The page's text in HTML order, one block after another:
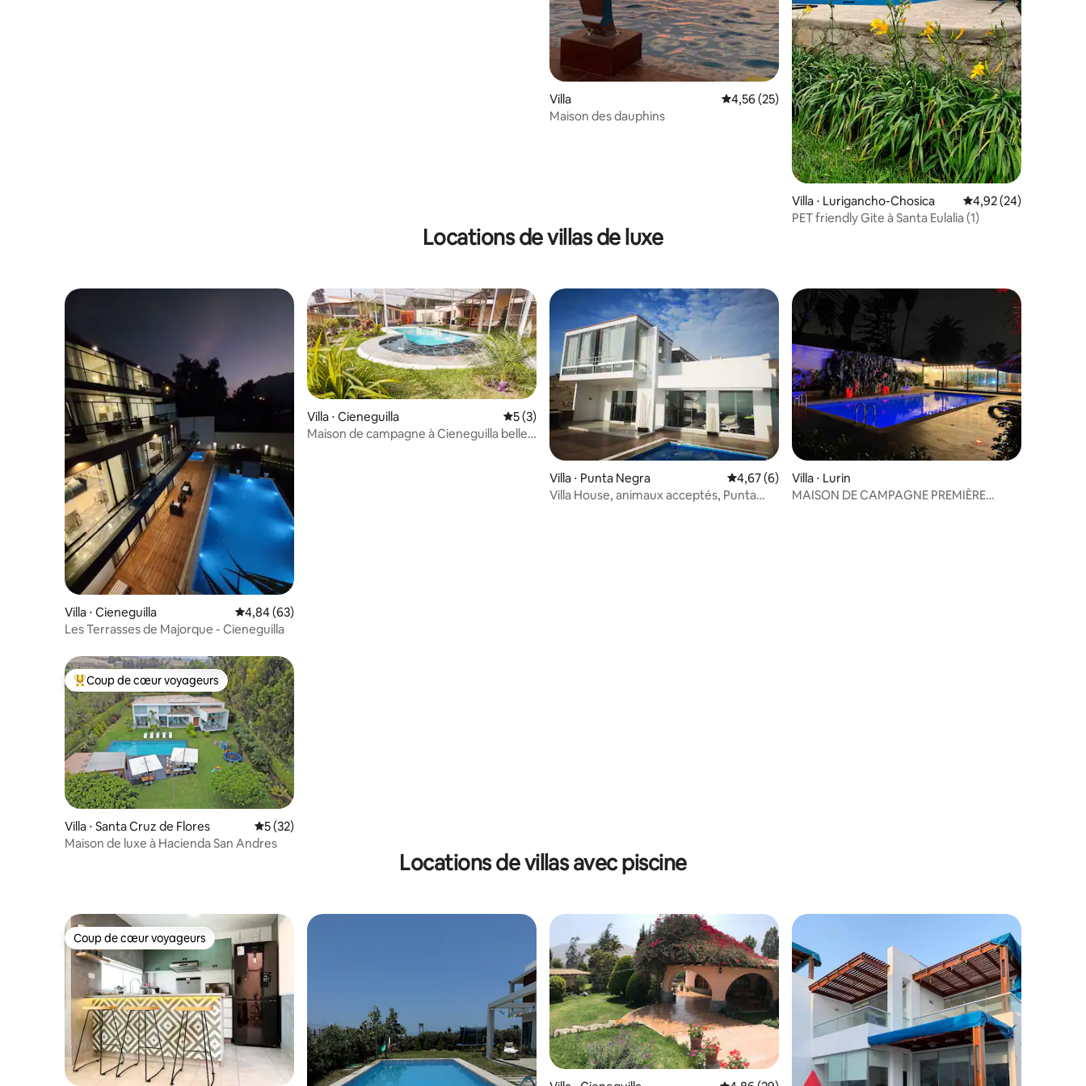
Villa Évaluation moyenne sur la base de 25 commentaires : 4,56 sur 5
4,56 (25)
Maison des dauphins
Villa ⋅ Lurigancho-Chosica Évaluation moyenne
4,92 (24)
PET friendly Gite à Santa Eulalia (1)
Locations de villas de luxe
Villa ⋅ Cieneguilla Évaluation moyenne sur la base de 63 commentaires : 4,84 sur 5
4,84 (63)
Les Terrasses de Majorque - Cieneguilla
Villa ⋅ Cieneguilla Évaluation moyenne sur la base de 3 commentaires : 5 sur 5
5 (3)
Maison de campagne à Cieneguilla belle
Villa ⋅ Punta Negra
Évaluation moyenne sur la base de 6 commentaires : 4,67 sur 5
4,67 (6)
Villa House, animaux acceptés, Punta
Villa ⋅ Lurin
MAISON DE CAMPAGNE PREMIÈRE
Coups de cœur voyageurs les plus appréciés
Coup de cœur voyageurs
Villa ⋅ Santa Cruz de Flores Évaluation moyenne sur la base de 32 commentaires : 5 sur 5
5 (32)
Maison de luxe à Hacienda San Andres
Locations de villas avec piscine
Coup de cœur voyageurs
Coup de cœur voyageurs